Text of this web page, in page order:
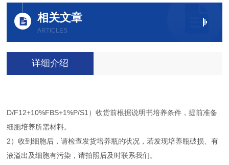
相关文章
ARTICLES
详细介绍
D/F12+10%FBS+1%P/S1）收货前根据说明书培养条件，提前准备
细胞培养所需材料。
2）收到细胞后，请检查发货培养瓶的状况，若发现培养瓶破损、有
液溢出及细胞有污染，请拍照后及时联系我们。